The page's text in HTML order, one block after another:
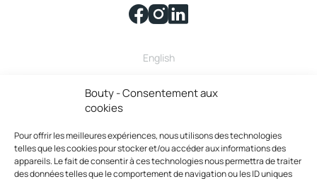
Bouty - Consentement aux
cookies
Pour offrir les meilleures expériences, nous utilisons des technologies
telles que les cookies pour stocker et/ou accéder aux informations des
appareils. Le fait de consentir à ces technologies nous permettra de traiter
des données telles que le comportement de navigation ou les ID uniques
English
Bouty fait partie de la famille